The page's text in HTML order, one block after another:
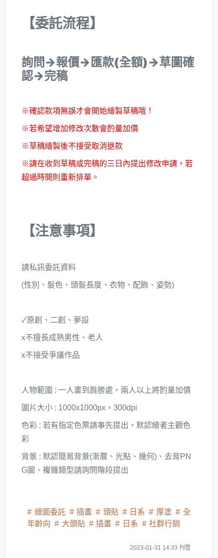
【委託流程】
詢問→報價→匯款(全額)→草圖確
認→完稿
※確認款項無誤才會開始繪製草稿哦！
※若希望增加修改次數會酌量加價
※草稿繪製後不接受取消退款
※請在收到草稿或完稿的三日內提出修改申請，若
超過時間則重新排單。
【注意事項】
請私訊委託資料
(性別、髮色、頭髮長度、衣物、配飾、姿勢)
✓原創、二創、夢設
x不擅長成熟男性、老人
x不接受爭議作品
人物範圍 : 一人畫到肩膀處，兩人以上將酌量加價
圖片大小 : 1000x1000px，300dpi
色彩 : 若有指定色票請事先提出，默認繪者主觀色
彩
背景 : 默認簡易背景(漸層、光點、幾何)、去背PN
G圖、複雜類型請詢問階段提出
繪圖委託 插畫 頭貼 日系 厚塗
全
年齡向
大頭貼 插畫 日系 社群行銷
2023-01-31 14:33 刊登